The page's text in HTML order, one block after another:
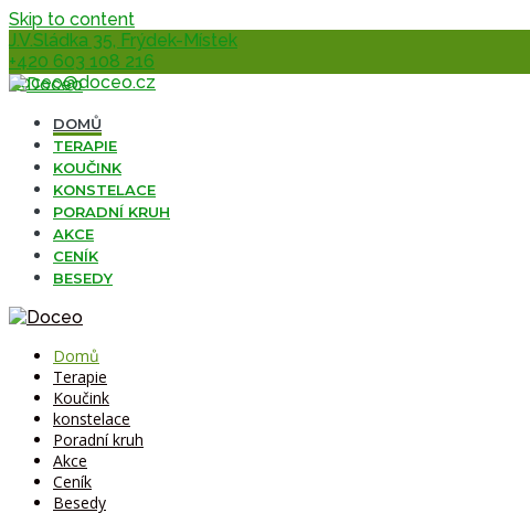
Skip to content
J.V.Sládka 35, Frýdek-Místek
+420 603 108 216
doceo@doceo.cz
DOMŮ
TERAPIE
KOUČINK
KONSTELACE
PORADNÍ KRUH
AKCE
CENÍK
BESEDY
Domů
Terapie
Koučink
konstelace
Poradní kruh
Akce
Ceník
Besedy